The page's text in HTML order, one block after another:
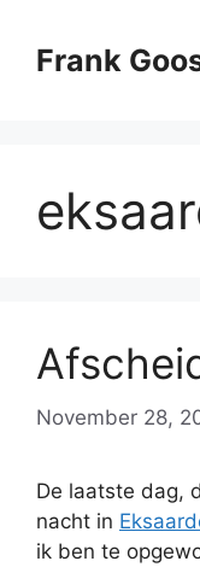
contentFrank
November 28,
De laatste dag,
nacht in
ik ben te